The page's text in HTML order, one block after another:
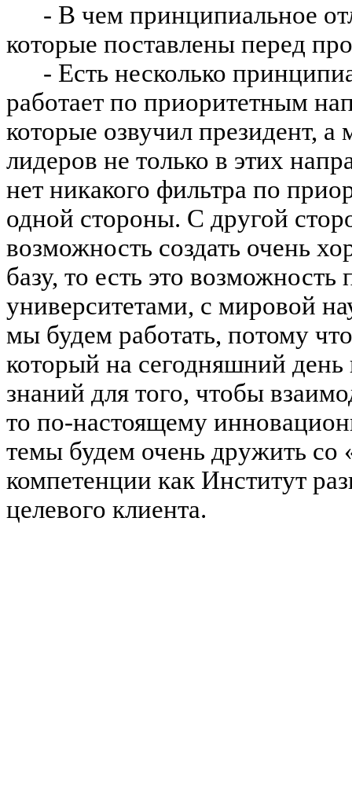
- В чем принципиальное
которые поставлены перед
- Есть несколько
работает по приоритетным
которые озвучил президент,
лидеров не только в этих
нет никакого фильтра по
одной стороны. С другой
возможность создать очень
базу, то есть это
университетами, с мировой
мы будем работать, потому
который на сегодняшний
знаний для того, чтобы
то по-настоящему
темы будем очень дружить со
компетенции как Институт
целевого клиента.